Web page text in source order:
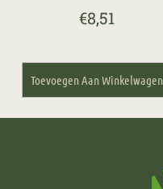
€8,51
Toevoegen Aan Winkelwagen